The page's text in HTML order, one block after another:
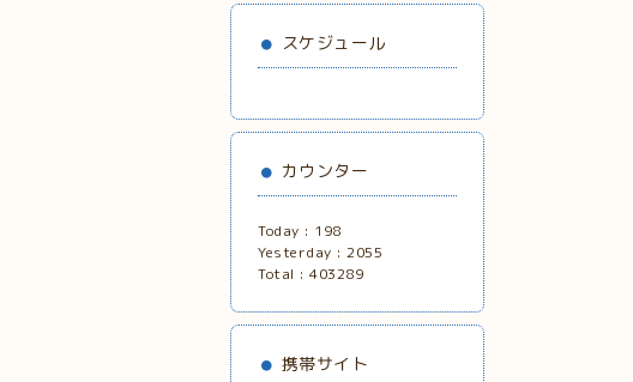
スケジュール
カウンター
Today : 198
Yesterday : 2055
Total : 403289
携帯サイト